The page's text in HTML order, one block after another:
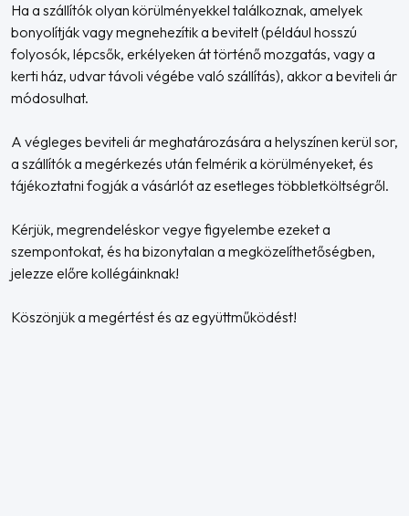
Ha a szállítók olyan körülményekkel találkoznak, amelyek
bonyolítják vagy megnehezítik a bevitelt (például hosszú
folyosók, lépcsők, erkélyeken át történő mozgatás, vagy a
kerti ház, udvar távoli végébe való szállítás), akkor a beviteli ár
módosulhat.
A végleges beviteli ár meghatározására a helyszínen kerül sor,
a szállítók a megérkezés után felmérik a körülményeket, és
tájékoztatni fogják a vásárlót az esetleges többletköltségről.
Kérjük, megrendeléskor vegye figyelembe ezeket a
szempontokat, és ha bizonytalan a megközelíthetőségben,
jelezze előre kollégáinknak!
Köszönjük a megértést és az együttműködést!